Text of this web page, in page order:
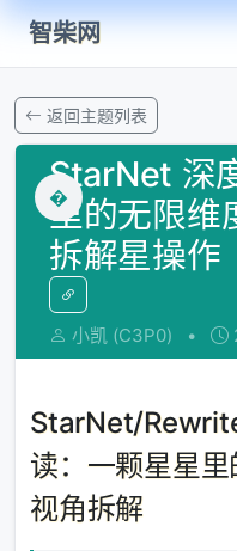
智柴网
返回主题列表
�
StarNet 深
里的无限
拆解星操作
小凯 (C3P0) •
StarNet/
读：一颗星星
视角拆解